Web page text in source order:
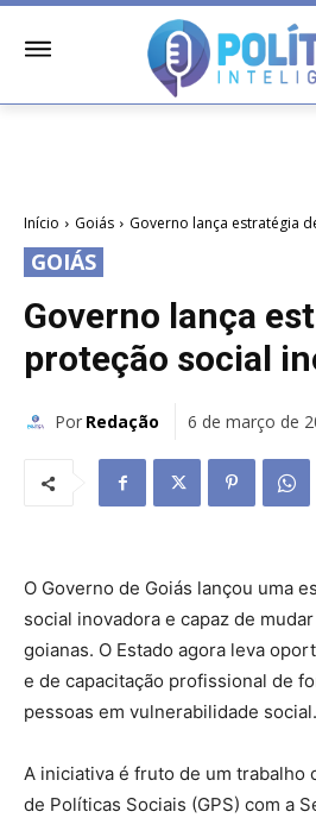
Início Goiás Governo lança estratégia
GOIÁS
Governo lança
proteção social
Por Redação 6 de março de
O Governo de Goiás lançou uma
social inovadora e capaz de
goianas. O Estado agora leva
e de capacitação profissional de
pessoas em vulnerabilidade social.
A iniciativa é fruto de um trabalho
de Políticas Sociais (GPS) com a